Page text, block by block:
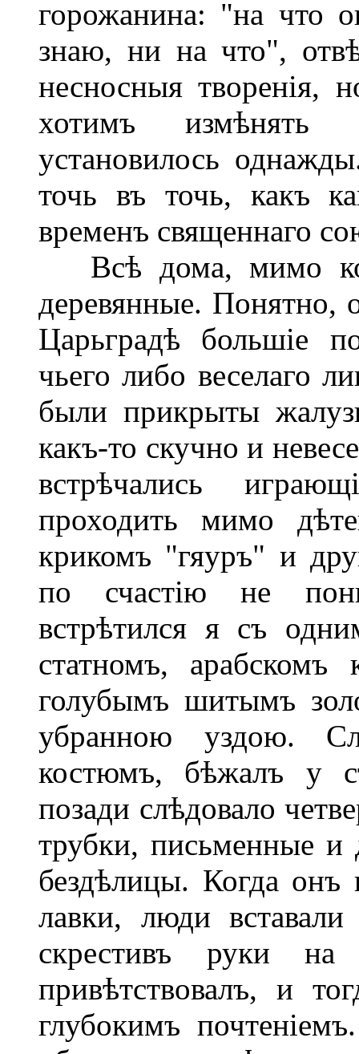
горожанина: "на что
знаю, ни на что",
несносныя творенія,
хотимъ измѣнять
установилось
точь въ точь, какъ
временъ священнаго
Всѣ дома, мимо
деревянные. Понятно,
Царьградѣ большіе
чьего либо веселаго
были прикрыты
какъ-то скучно и
встрѣчались
проходить мимо
крикомъ "гяуръ" и
по счастію не
встрѣтился я съ
статномъ,
голубымъ шитымъ
убранною уздою.
костюмъ, бѣжалъ у
позади слѣдовало
трубки, письменные и
бездѣлицы. Когда
лавки, люди
скрестивъ руки
привѣтствовалъ, и
глубокимъ